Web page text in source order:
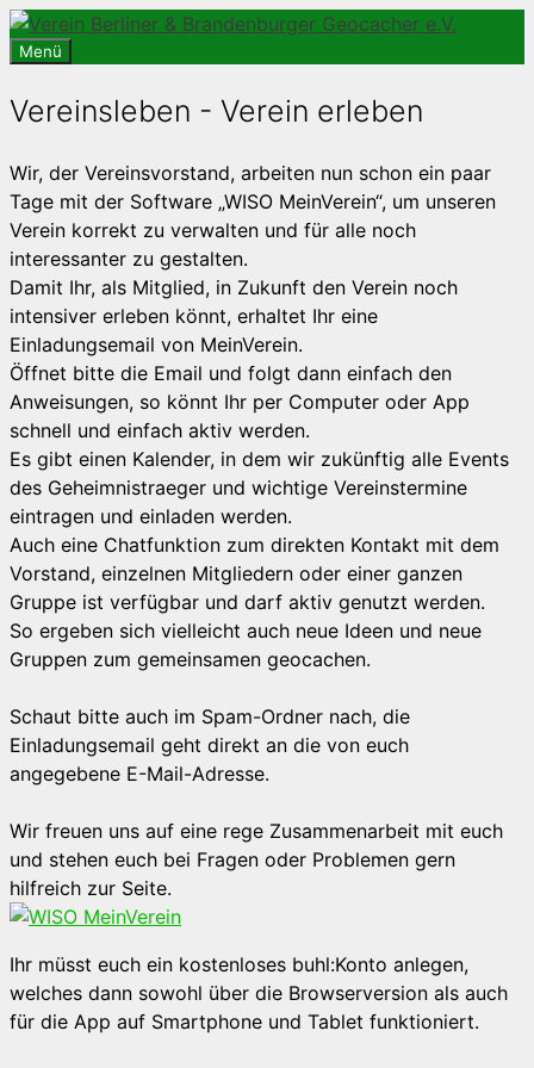
Zum
Inhalt
Menü
Vereinsleben - Verein erleben
Wir, der Vereinsvorstand, arbeiten nun schon ein paar
Tage mit der Software „WISO MeinVerein“, um unseren
Verein korrekt zu verwalten und für alle noch
interessanter zu gestalten.
Damit Ihr, als Mitglied, in Zukunft den Verein noch
intensiver erleben könnt, erhaltet Ihr eine
Einladungsemail von MeinVerein.
Öffnet bitte die Email und folgt dann einfach den
Anweisungen, so könnt Ihr per Computer oder App
schnell und einfach aktiv werden.
Es gibt einen Kalender, in dem wir zukünftig alle Events
des Geheimnistraeger und wichtige Vereinstermine
eintragen und einladen werden.
Auch eine Chatfunktion zum direkten Kontakt mit dem
Vorstand, einzelnen Mitgliedern oder einer ganzen
Gruppe ist verfügbar und darf aktiv genutzt werden.
So ergeben sich vielleicht auch neue Ideen und neue
Gruppen zum gemeinsamen geocachen.
Schaut bitte auch im Spam-Ordner nach, die
Einladungsemail geht direkt an die von euch
angegebene E-Mail-Adresse.
Wir freuen uns auf eine rege Zusammenarbeit mit euch
und stehen euch bei Fragen oder Problemen gern
hilfreich zur Seite.
Ihr müsst euch ein kostenloses buhl:Konto anlegen,
welches dann sowohl über die Browserversion als auch
für die App auf Smartphone und Tablet funktioniert.